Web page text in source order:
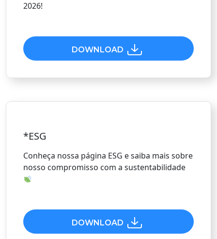
2026!
DOWNLOAD
*ESG
Conheça nossa página ESG e saiba mais sobre
nosso compromisso com a sustentabilidade
DOWNLOAD